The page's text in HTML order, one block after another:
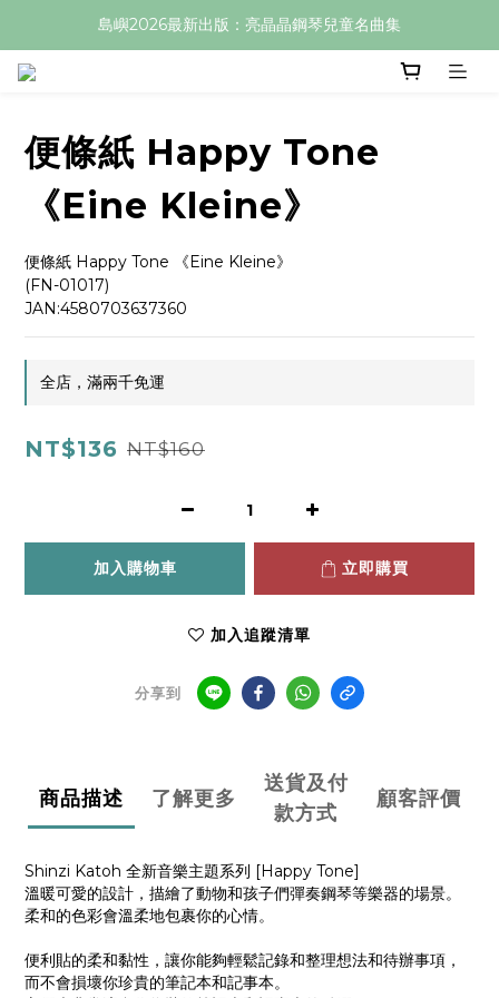
島嶼2026最新出版：亮晶晶鋼琴兒童名曲集
便條紙 Happy Tone
《Eine Kleine》
便條紙 Happy Tone 《Eine Kleine》
(FN-01017)
JAN:4580703637360
全店，滿兩千免運
NT$136 NT$160
加入購物車 立即購買
加入追蹤清單
分享到
商品描述 了解更多
送貨及付
款方式
顧客評價
Shinzi Katoh 全新音樂主題系列 [Happy Tone]
溫暖可愛的設計，描繪了動物和孩子們彈奏鋼琴等樂器的場景。
柔和的色彩會溫柔地包裹你的心情。
便利貼的柔和黏性，讓你能夠輕鬆記錄和整理想法和待辦事項，
而不會損壞你珍貴的筆記本和記事本。